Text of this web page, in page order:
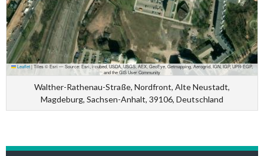
Leaflet |Tiles © Esri — Source: Esri, i-cubed, USDA, USGS, AEX, GeoEye, Getmapping, Aerogrid, IGN, IGP, UPR-EGP,
and the GIS User Community
Walther-Rathenau-Straße, Nordfront, Alte Neustadt,
Magdeburg, Sachsen-Anhalt, 39106, Deutschland